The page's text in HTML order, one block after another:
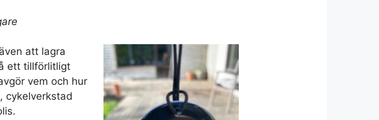
att lagra
ett tillförlitligt
vem och hur
cykelverkstad